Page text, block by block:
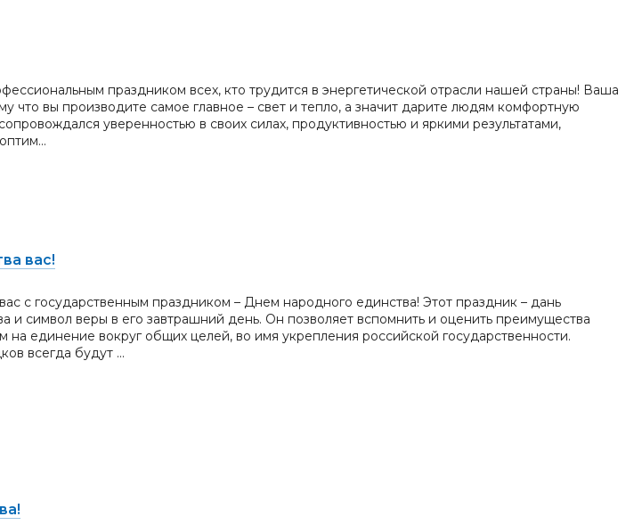
праздником всех, кто трудится в энергетической отрасли нашей страны! Ваша
что вы производите самое главное – свет и тепло, а значит дарите людям комфортную
уверенностью в своих силах, продуктивностью и яркими результатами,
вас!
с государственным праздником – Днем народного единства! Этот праздник – дань
символ веры в его завтрашний день. Он позволяет вспомнить и оценить преимущества
на единение вокруг общих целей, во имя укрепления российской государственности.
всегда будут ...